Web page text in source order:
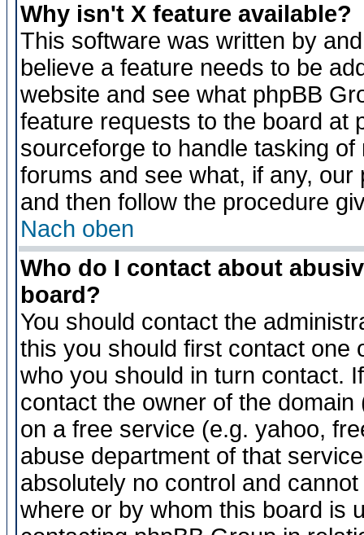
Why isn't X feature available?
This software was written by
believe a feature needs to be
website and see what phpBB
feature requests to the board at
sourceforge to handle tasking
forums and see what, if any,
and then follow the procedure
Nach oben
Who do I contact about
board?
You should contact the
this you should first contact one
who you should in turn contact.
contact the owner of the
on a free service (e.g. yahoo,
abuse department of that
absolutely no control and
where or by whom this board is